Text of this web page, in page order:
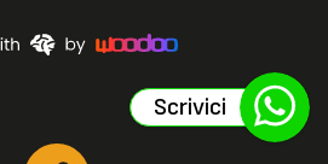
Scrivici